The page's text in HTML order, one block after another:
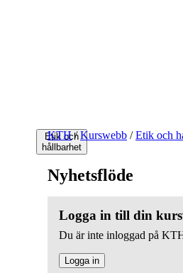
Etik och
hållbarhet
KTH / Kurswebb / Etik och
Nyhetsflöde
Logga in till din
Du är inte inloggad på
Logga in